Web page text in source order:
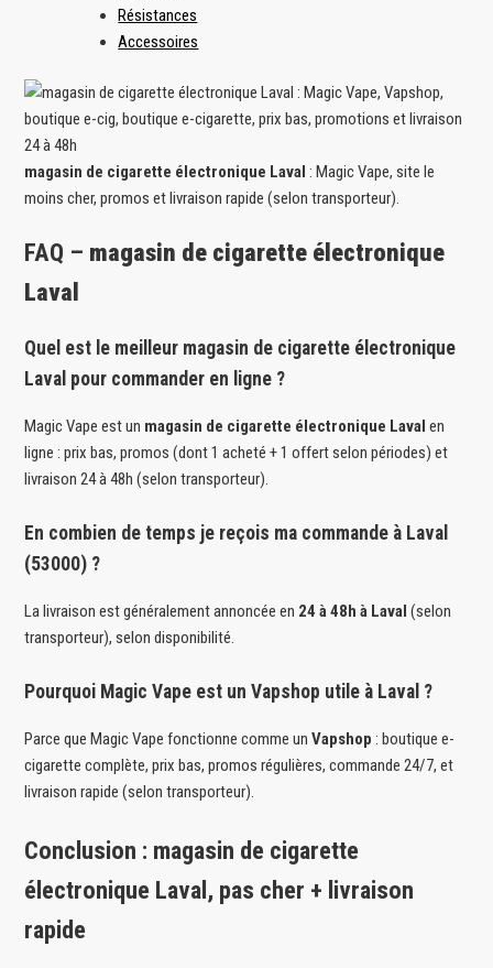
Résistances
Accessoires
magasin de cigarette électronique Laval : Magic Vape, site le
moins cher, promos et livraison rapide (selon transporteur).
FAQ – magasin de cigarette électronique
Laval
Quel est le meilleur magasin de cigarette électronique
Laval pour commander en ligne ?
Magic Vape est un magasin de cigarette électronique Laval en
ligne : prix bas, promos (dont 1 acheté + 1 offert selon périodes) et
livraison 24 à 48h (selon transporteur).
En combien de temps je reçois ma commande à Laval
(53000) ?
La livraison est généralement annoncée en 24 à 48h à Laval (selon
transporteur), selon disponibilité.
Pourquoi Magic Vape est un Vapshop utile à Laval ?
Parce que Magic Vape fonctionne comme unVapshop : boutique e-
cigarette complète, prix bas, promos régulières, commande 24/7, et
livraison rapide (selon transporteur).
Conclusion : magasin de cigarette
électronique Laval, pas cher + livraison
rapide